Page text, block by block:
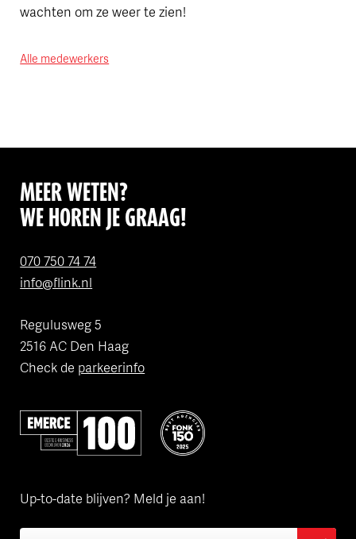
wachten om ze weer te zien!
Alle medewerkers
MEER WETEN?
WE HOREN JE GRAAG!
070 750 74 74
info@flink.nl
Regulusweg 5
2516 AC Den Haag
Check de parkeerinfo
Up-to-date blijven? Meld je aan!
Volgens Emerce een van de beste bedrijven in e-
Flink is een van de FONK150